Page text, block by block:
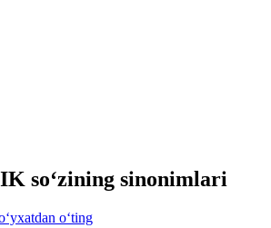
so‘zining sinonimlari
o‘ting